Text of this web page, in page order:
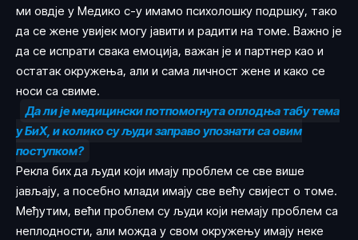
ми овдје у Медико с-у имамо психолошку подршку, тако
да се жене увијек могу јавити и радити на томе. Важно је
да се испрати свака емоција, важан је и партнер као и
остатак окружења, али и сама личност жене и како се
носи са свиме.
Да ли је медицински потпомогнута оплодња табу тема
у БиХ, и колико су људи заправо упознати са овим
поступком?
Рекла бих да људи који имају проблем се све више
јављају, а посебно млади имају све већу свијест о томе.
Међутим, већи проблем су људи који немају проблем са
неплодности, али можда у свом окружењу имају неке